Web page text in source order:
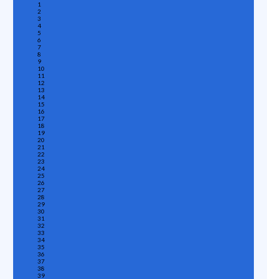
1
2
3
4
5
6
7
8
9
10
11
12
13
14
15
16
17
18
19
20
21
22
23
24
25
26
27
28
29
30
31
32
33
34
35
36
37
38
39